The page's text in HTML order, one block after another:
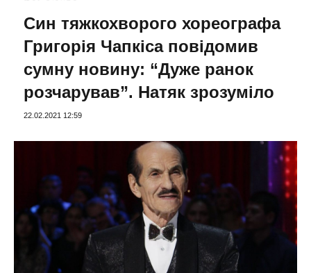
Син тяжкохворого хореографа
Григорія Чапкіса повідомив
сумну новину: “Дуже ранок
розчарував”. Натяк зрозуміло
22.02.2021 12:59